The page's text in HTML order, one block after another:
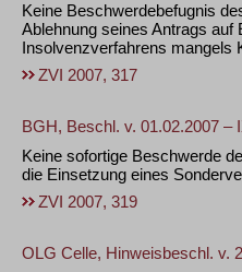
Keine Beschwerdebefugnis
Ablehnung seines Antrags auf
Insolvenzverfahrens mangels
ZVI 2007, 317
BGH, Beschl. v. 01.02.2007 –
Keine sofortige Beschwerde
die Einsetzung eines
ZVI 2007, 319
OLG Celle, Hinweisbeschl. v.